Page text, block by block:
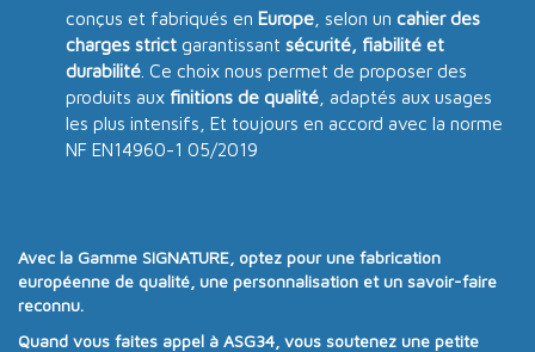
conçus et fabriqués en Europe , selon un cahier des
charges strict garantissant sécurité, fiabilité et
durabilité . Ce choix nous permet de proposer des
produits aux finitions de qualité , adaptés aux usages
les plus intensifs, Et toujours en accord avec la norme
NF EN14960-1 05/2019
Avec la Gamme SIGNATURE , optez pour une fabrication
européenne de qualité , une personnalisation et un savoir-faire
reconnu.
Quand vous faites appel à ASG34 , vous soutenez une petite